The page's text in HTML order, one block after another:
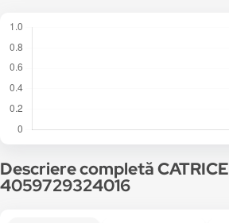
Descriere completă CATRICE
4059729324016